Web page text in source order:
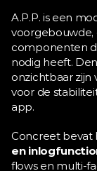
A.P.P. is een
voorgebouwde,
componenten
nodig heeft.
onzichtbaar zijn
voor de
app.
Concreet bevat
en
flows en multi-